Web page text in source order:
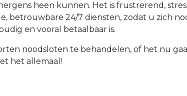
heen kunnen. Het is frustrerend,
betrouwbare 24/7 diensten, zodat u zich
en vooral betaalbaar is.
noodsloten te behandelen, of het nu
het allemaal!